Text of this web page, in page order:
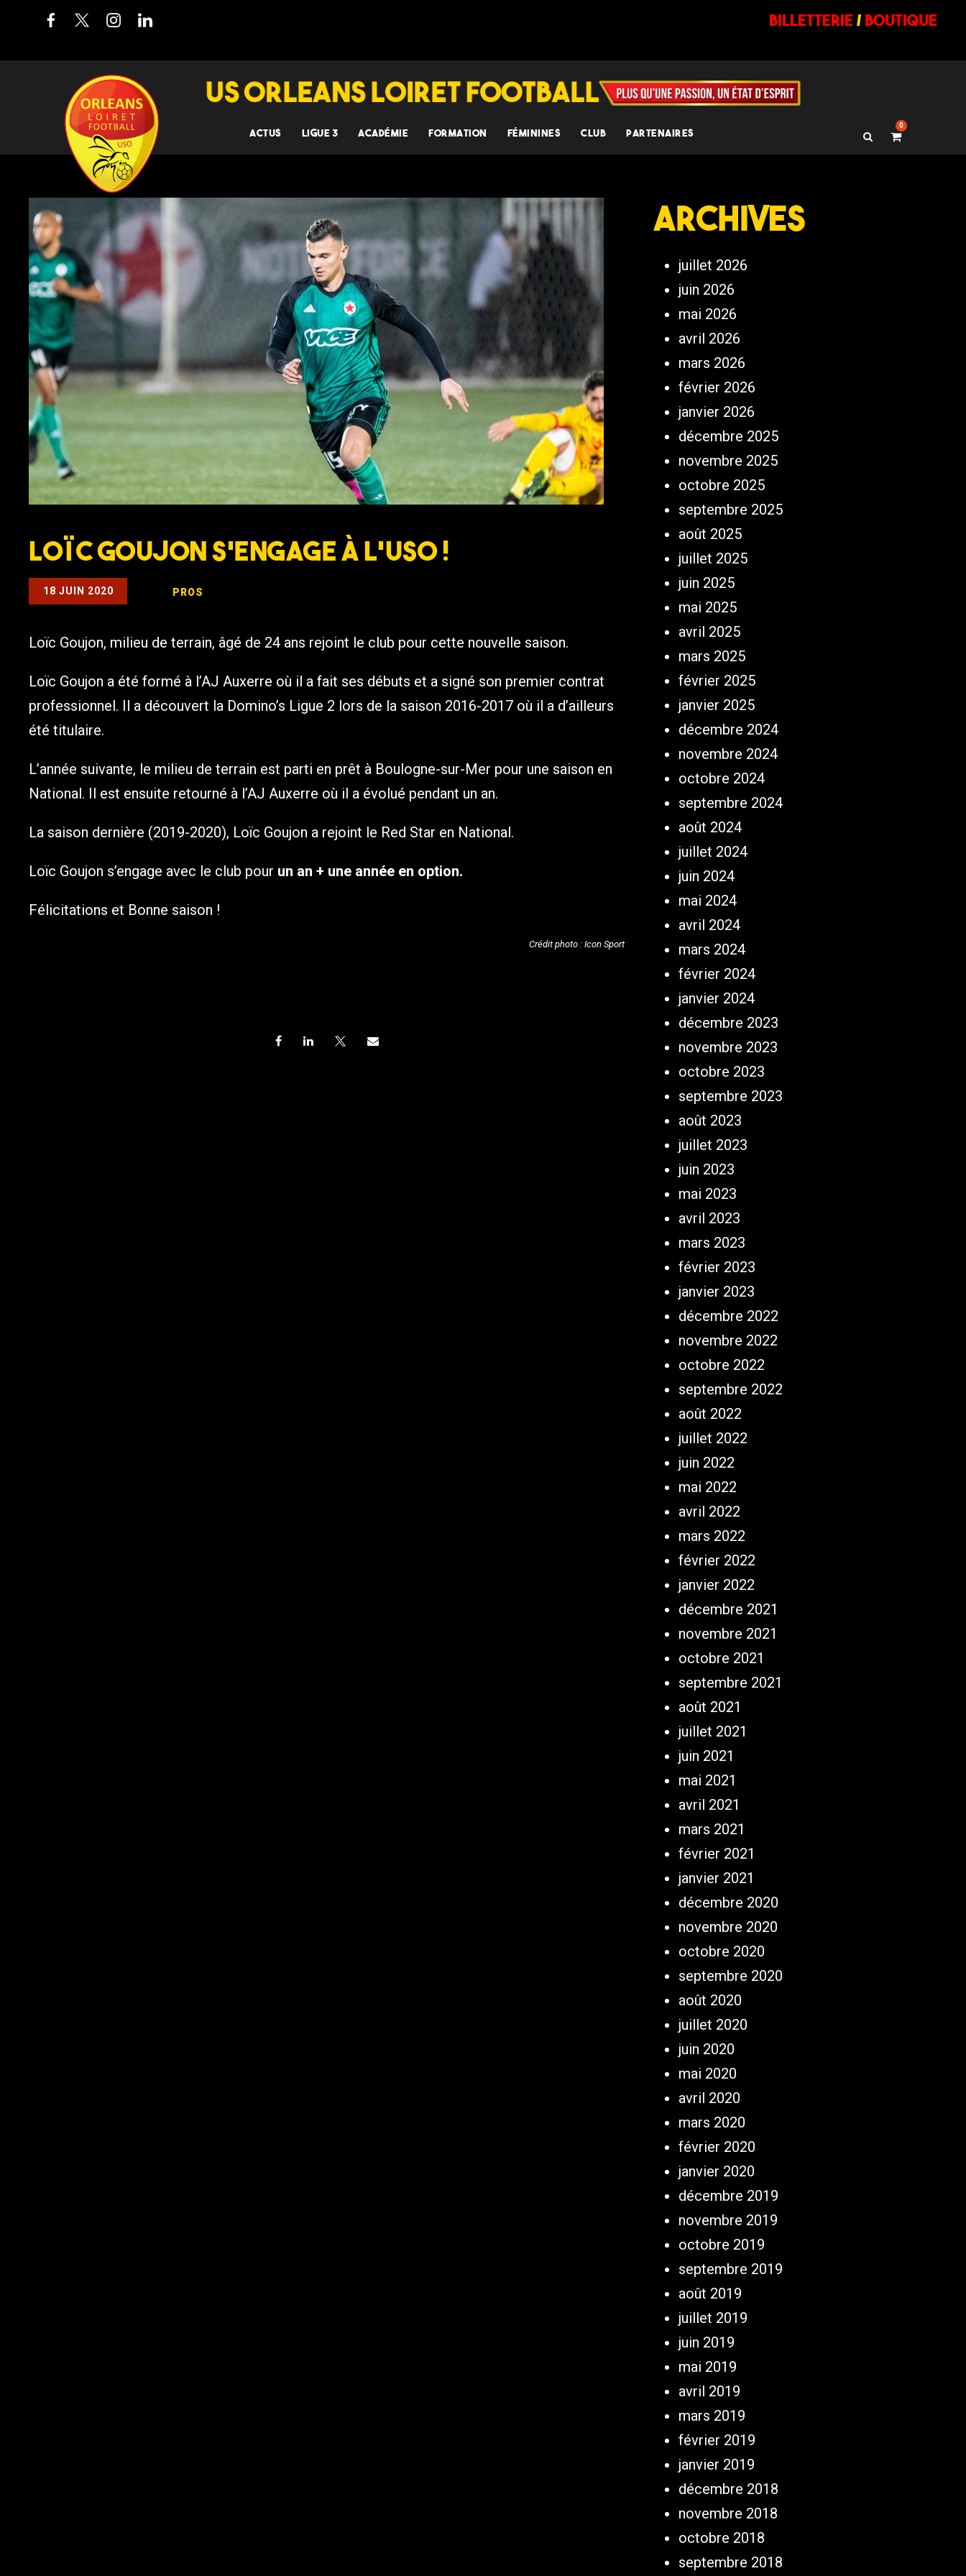
billetterie/ BOUTIQUE
ACTUS LIGUE 3 ACADÉMIE FORMATION FÉMININES CLUB PARTENAIRES
0
Loïc Goujon s’engage à l’USO !
18 JUIN 2020 PROS
Loïc Goujon, milieu de terrain, âgé de 24 ans rejoint le club pour cette nouvelle saison.
Loïc Goujon a été formé à l’AJ Auxerre où il a fait ses débuts et a signé son premier contrat
professionnel. Il a découvert la Domino’s Ligue 2 lors de la saison 2016-2017 où il a d’ailleurs
été titulaire.
L’année suivante, le milieu de terrain est parti en prêt à Boulogne-sur-Mer pour une saison en
National. Il est ensuite retourné à l’AJ Auxerre où il a évolué pendant un an.
La saison dernière (2019-2020), Loïc Goujon a rejoint le Red Star en National.
Loïc Goujon s’engage avec le club pour un an + une année en option.
Félicitations et Bonne saison !
Crédit photo : Icon Sport
Archives
juillet 2026
juin 2026
mai 2026
avril 2026
mars 2026
février 2026
janvier 2026
décembre 2025
novembre 2025
octobre 2025
septembre 2025
août 2025
juillet 2025
juin 2025
mai 2025
avril 2025
mars 2025
février 2025
janvier 2025
décembre 2024
novembre 2024
octobre 2024
septembre 2024
août 2024
juillet 2024
juin 2024
mai 2024
avril 2024
mars 2024
février 2024
janvier 2024
décembre 2023
novembre 2023
octobre 2023
septembre 2023
août 2023
juillet 2023
juin 2023
mai 2023
avril 2023
mars 2023
février 2023
janvier 2023
décembre 2022
novembre 2022
octobre 2022
septembre 2022
août 2022
juillet 2022
juin 2022
mai 2022
avril 2022
mars 2022
février 2022
janvier 2022
décembre 2021
novembre 2021
octobre 2021
septembre 2021
août 2021
juillet 2021
juin 2021
mai 2021
avril 2021
mars 2021
février 2021
janvier 2021
décembre 2020
novembre 2020
octobre 2020
septembre 2020
août 2020
juillet 2020
juin 2020
mai 2020
avril 2020
mars 2020
février 2020
janvier 2020
décembre 2019
novembre 2019
octobre 2019
septembre 2019
août 2019
juillet 2019
juin 2019
mai 2019
avril 2019
mars 2019
février 2019
janvier 2019
décembre 2018
novembre 2018
octobre 2018
septembre 2018